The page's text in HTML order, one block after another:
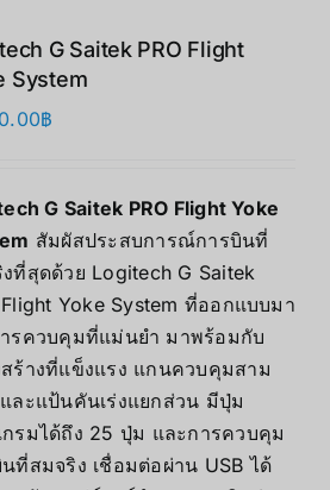
G Saitek PRO Flight
System
฿
G Saitek PRO Flight Yoke
สัมผัสประสบการณ์การบินที่
ที่สุดด้วย Logitech G Saitek
Flight Yoke System ที่ออกแบบมา
ารควบคุมที่แม่นยำ มาพร้อมกับ
ร้างที่แข็งแรง แกนควบคุมสาม
ละแป้นคันเร่งแยกส่วน มีปุ่ม
รมได้ถึง 25 ปุ่ม และการควบคุม
ที่สมจริง เชื่อมต่อผ่าน USB ได้